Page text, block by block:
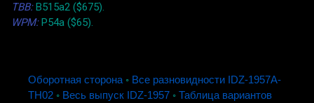
TBB:B515a2 ($675).
WPM:P54a ($65).
Оборотная сторона◦ Все разновидности IDZ-1957A-
TH02 ◦ Весь выпуск IDZ-1957 ◦ Таблица вариантов